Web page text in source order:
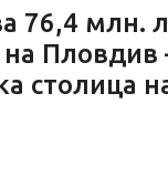
76,4 млн.
Пловдив
столица